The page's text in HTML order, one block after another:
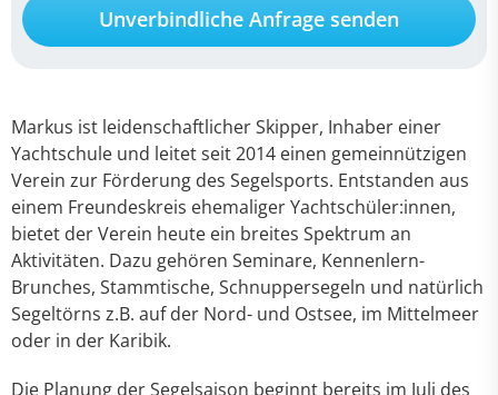
Unverbindliche Anfrage senden
Markus ist leidenschaftlicher Skipper, Inhaber einer
Yachtschule und leitet seit 2014 einen gemeinnützigen
Verein zur Förderung des Segelsports. Entstanden aus
einem Freundeskreis ehemaliger Yachtschüler:innen,
bietet der Verein heute ein breites Spektrum an
Aktivitäten. Dazu gehören Seminare, Kennenlern-
Brunches, Stammtische, Schnuppersegeln und natürlich
Segeltörns z.B. auf der Nord- und Ostsee, im Mittelmeer
oder in der Karibik.
Die Planung der Segelsaison beginnt bereits im Juli des